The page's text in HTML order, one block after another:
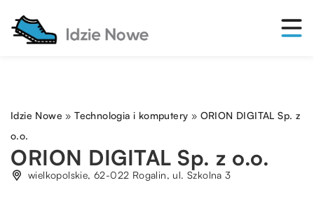
Idzie Nowe »Technologia i komputery » ORION DIGITAL Sp. z
o.o.
ORION DIGITAL Sp. z o.o.
wielkopolskie, 62-022 Rogalin, ul. Szkolna 3